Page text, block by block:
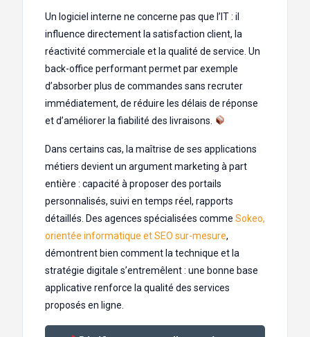
Un logiciel interne ne concerne pas que l’IT : il
influence directement la satisfaction client, la
réactivité commerciale et la qualité de service. Un
back-office performant permet par exemple
d’absorber plus de commandes sans recruter
immédiatement, de réduire les délais de réponse
et d’améliorer la fiabilité des livraisons.
Dans certains cas, la maîtrise de ses applications
métiers devient un argument marketing à part
entière : capacité à proposer des portails
personnalisés, suivi en temps réel, rapports
détaillés. Des agences spécialisées comme Sokeo,
orientée informatique et SEO sur-mesure,
démontrent bien comment la technique et la
stratégie digitale s’entremêlent : une bonne base
applicative renforce la qualité des services
proposés en ligne.